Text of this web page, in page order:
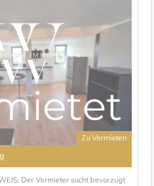
Zu Vermieten
Der Vermieter sucht bevorzugt